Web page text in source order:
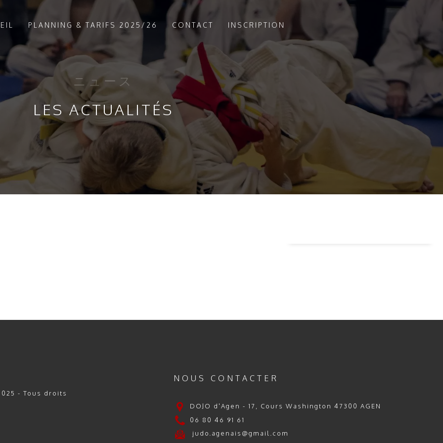
PLANNING & TARIFS 2025/26 CONTACT INSCRIPTION
ニュース
LES ACTUALITÉS
- Tous droits
NOUS CONTACTER
DOJO d'Agen - 17, Cours Washington 47300 AGEN
06 80 46 91 61
judo.agenais@gmail.com